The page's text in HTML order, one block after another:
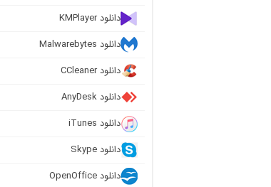
دانلود KMPlayer
دانلود Malwarebytes
دانلود CCleaner
دانلود AnyDesk
دانلود iTunes
دانلود Skype
دانلود OpenOffice